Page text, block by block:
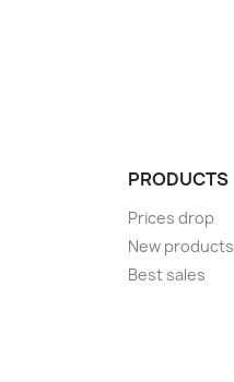
PRODUCTS
Prices drop
New products
Best sales